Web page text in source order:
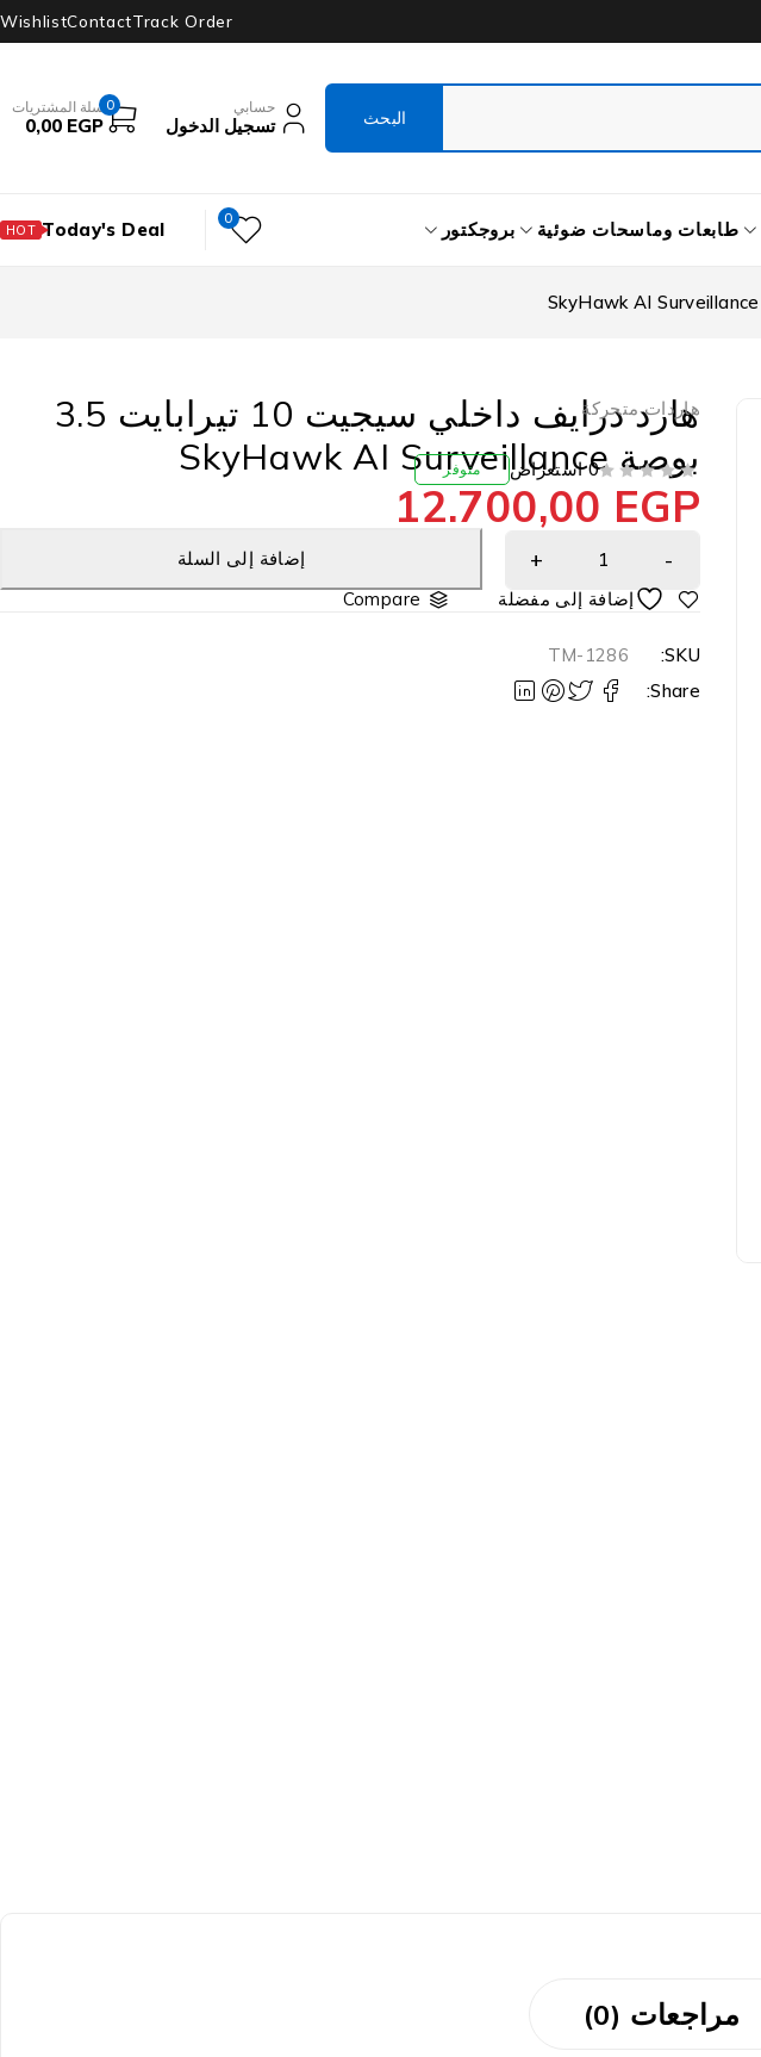
Track Order
Contact
Wishlist
حسابي
تسجيل الدخول
0 سلة المشتريات
0,00 EGP
طابعات وماسحات ضوئية بروجكتور 0
Today's Deal
HOT
هاردات متحركة
هارد درايف داخلي سيجيت 10 تيرابايت 3.5
بوصة SkyHawk AI Surveillance 0 استعراض متوفر
12.700,00 EGP
إضافة إلى السلة
Compare
SKU:
TM-1286
Share:
مراجعات (0)